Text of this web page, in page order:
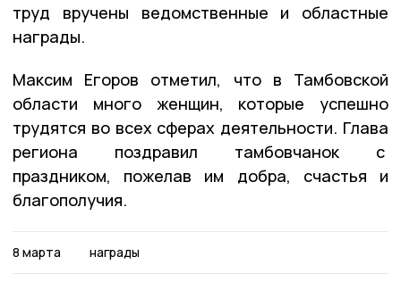
труд вручены ведомственные и областные
награды.
Максим Егоров отметил, что в Тамбовской
области много женщин, которые успешно
трудятся во всех сферах деятельности. Глава
региона поздравил тамбовчанок с
праздником, пожелав им добра, счастья и
благополучия.
8 марта награды